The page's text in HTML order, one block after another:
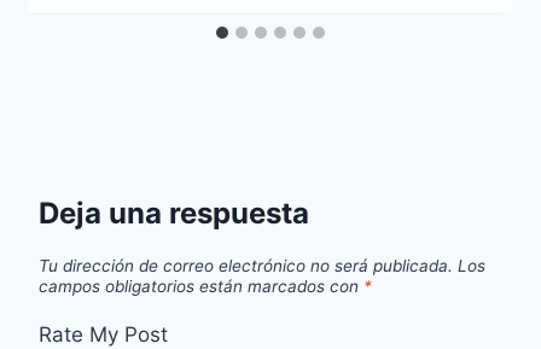
Deja una respuesta
Tu dirección de correo electrónico no será publicada. Los
campos obligatorios están marcados con *
Rate My Post